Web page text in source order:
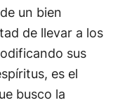
un bien
de llevar a los
sus
es el
busco la